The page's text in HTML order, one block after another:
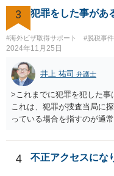
3 犯罪をした事があ
#海外ビザ取得サポート #脱税事件
2024年11月25日
井上 祐司 弁護士
>これまでに犯罪を犯した
これは、犯罪が捜査当局に
っている場合を指すのが通
4 不正アクセスにな